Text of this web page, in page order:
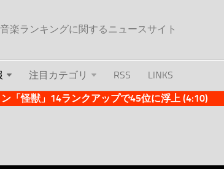
楽ランキングに関するニュースサイト
注目カテゴリ RSS
LINKS
「怪獣」14ランクアップで45位に浮上 (4:10)